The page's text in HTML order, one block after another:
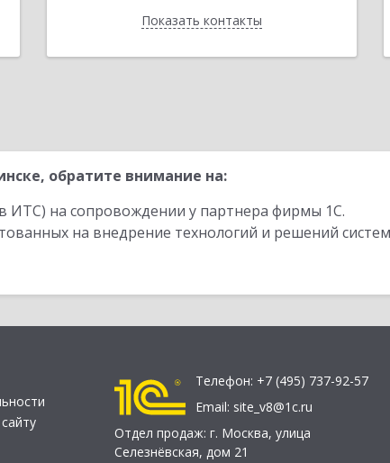
Показать контакты
Назад
обратите внимание на:
ИТС) на сопровождении у партнера фирмы 1С.
на внедрение технологий и решений
Телефон: +7 (495) 737-92-57
Email: site_v8@1c.ru
Отдел продаж: г. Москва, улица
Селезнёвская, дом 21